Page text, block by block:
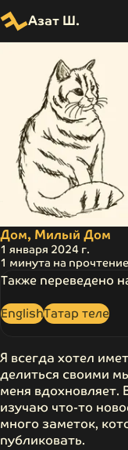
Перейти к
основному
контенту
Азат Ш.
Дом, Милый Дом
1 января 2024 г.
1 минута на прочтение
Также переведено
EnglishТатар теле
Я всегда хотел
делиться своими
меня вдохновляет.
изучаю что-то
много заметок,
публиковать.